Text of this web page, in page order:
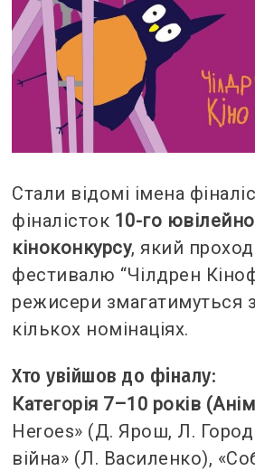
Стали відомі імена
фіналісток 10-го
кіноконкурсу, який
фестивалю “Чілдрен
режисери змагатимуться
кількох номінаціях.
Хто увійшов до фіналу:
Категорія 7–10 років
Heroes» (Д. Ярош, Л.
війна» (Л. Василенко),